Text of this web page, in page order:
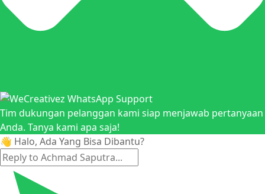
Tim dukungan pelanggan kami siap menjawab pertanyaan
Anda. Tanya kami apa saja!
👋 Halo, Ada Yang Bisa Dibantu?